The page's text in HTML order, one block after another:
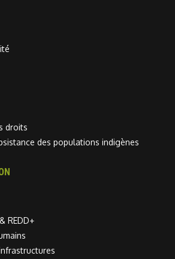
droits
des populations indigènes
REDD+